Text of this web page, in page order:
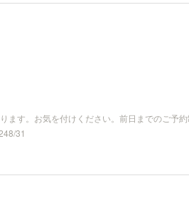
ます。お気を付けください。前日までのご予
31